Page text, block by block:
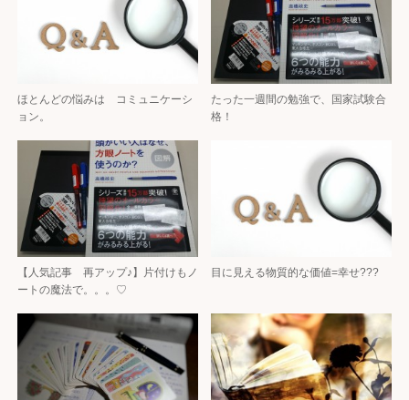
ほとんどの悩みは コミュニケーシ
ョン。
たった一週間の勉強で、国家試験合
格！
【人気記事 再アップ♪】片付けもノ
ートの魔法で。。。♡
目に見える物質的な価値=幸せ???